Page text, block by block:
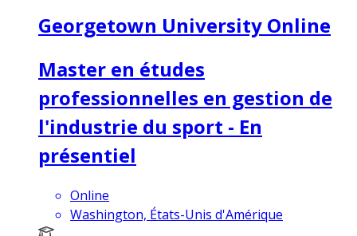
Georgetown University Online
Master en études
professionnelles en gestion de
l'industrie du sport - En
présentiel
Online
Washington, États-Unis d'Amérique